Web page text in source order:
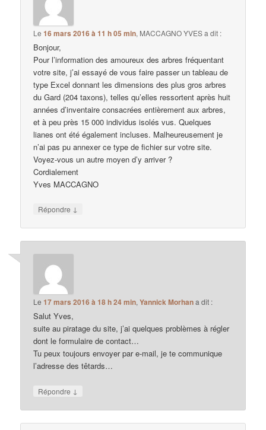
Le16 mars 2016 à 11 h 05 min, MACCAGNO YVESa dit :
Bonjour,
Pour l’information des amoureux des arbres fréquentant
votre site, j’ai essayé de vous faire passer un tableau de
type Excel donnant les dimensions des plus gros arbres
du Gard (204 taxons), telles qu’elles ressortent après huit
années d’inventaire consacrées entièrement aux arbres,
et à peu près 15 000 individus isolés vus. Quelques
lianes ont été également incluses. Malheureusement je
n’ai pas pu annexer ce type de fichier sur votre site.
Voyez-vous un autre moyen d’y arriver ?
Cordialement
Yves MACCAGNO
Répondre ↓
Le17 mars 2016 à 18 h 24 min,Yannick Morhana dit :
Salut Yves,
suite au piratage du site, j’ai quelques problèmes à régler
dont le formulaire de contact…
Tu peux toujours envoyer par e-mail, je te communique
l’adresse des têtards…
Répondre ↓